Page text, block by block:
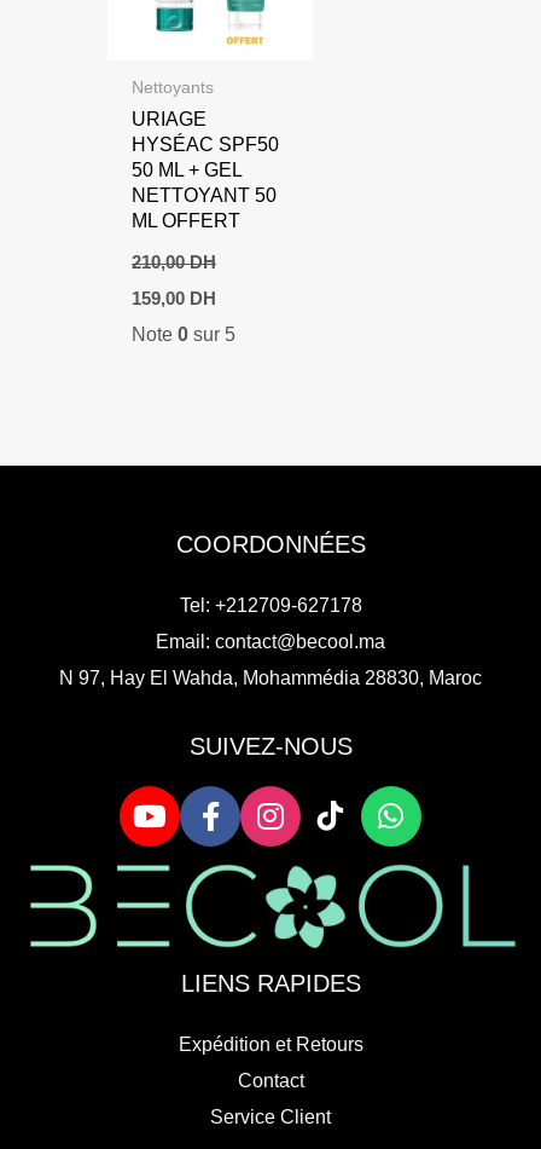
Nettoyants
URIAGE
HYSÉAC SPF50
50 ML + GEL
NETTOYANT 50
ML OFFERT
210,00DH
Le
prix
initial
159,00 DHLe
actuel
Note 0sur 5
COORDONNÉES
Tel: +212709-627178
Email: contact@becool.ma
N 97, Hay El Wahda, Mohammédia 28830, Maroc
SUIVEZ-NOUS
LIENS RAPIDES
Expédition et Retours
Contact
Service Client